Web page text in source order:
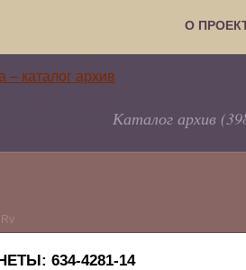
О
Каталог архив
634-4281-14